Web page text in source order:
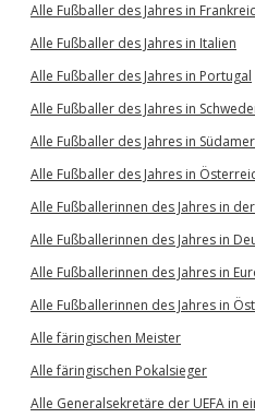
Alle Fußballer des Jahres in
Alle Fußballer des Jahres in Italien
Alle Fußballer des Jahres in Portugal
Alle Fußballer des Jahres in
Alle Fußballer des Jahres in
Alle Fußballer des Jahres in
Alle Fußballerinnen des Jahres in
Alle Fußballerinnen des Jahres in
Alle Fußballerinnen des Jahres in
Alle Fußballerinnen des Jahres in
Alle färingischen Meister
Alle färingischen Pokalsieger
Alle Generalsekretäre der UEFA in